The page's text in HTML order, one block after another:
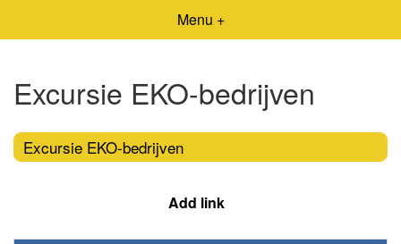
Menu +
Excursie EKO-bedrijven
Excursie EKO-bedrijven
Add link